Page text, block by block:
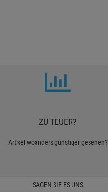
ZU TEUER?
Artikel woanders günstiger gesehen?
SAGEN SIE ES UNS